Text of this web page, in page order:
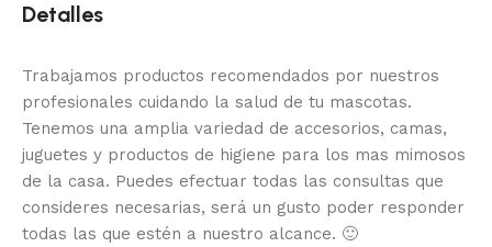
Detalles
Trabajamos productos recomendados por nuestros
profesionales cuidando la salud de tu mascotas.
Tenemos una amplia variedad de accesorios, camas,
juguetes y productos de higiene para los mas mimosos
de la casa. Puedes efectuar todas las consultas que
consideres necesarias, será un gusto poder responder
todas las que estén a nuestro alcance. 🙂